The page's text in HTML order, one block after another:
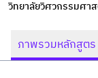
ภาพรวมหลักสูตร